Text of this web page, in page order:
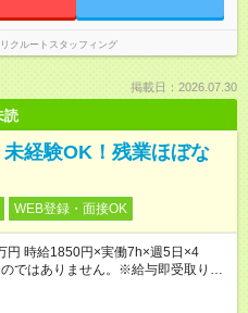
クルートスタッフィング
掲載日：2026.07.30
読
経験OK！残業ほぼな
WEB登録・面接OK
時給1850円×実働7h×週5日×4
ではありません。※給与即受取りサ